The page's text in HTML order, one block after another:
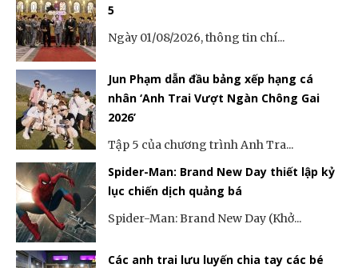
5
Ngày 01/08/2026, thông tin chí...
Jun Phạm dẫn đầu bảng xếp hạng cá
nhân ‘Anh Trai Vượt Ngàn Chông Gai
2026’
Tập 5 của chương trình Anh Tra...
Spider-Man: Brand New Day thiết lập kỷ
lục chiến dịch quảng bá
Spider-Man: Brand New Day (Khở...
Các anh trai lưu luyến chia tay các bé